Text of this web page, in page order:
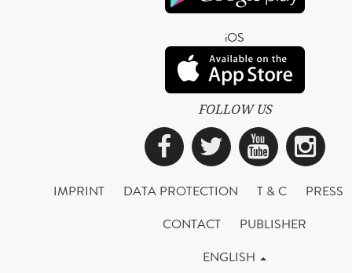
iOS
FOLLOW US
Facebook
Twitter
IMPRINT DATA PROTECTION T & C
PRESS
CONTACT
PUBLISHER
ENGLISH